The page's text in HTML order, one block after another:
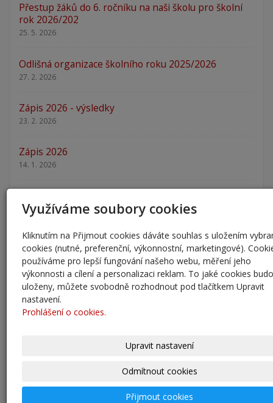
Přestup žáků do 6. ročníku na naši školu pro školní
rok 2026/202
25. 5. 2026
Odlišná organizace školního roku 2025/2026
27. 2. 2026
Zápis 2026 - výsledky
23. 2. 2026
Zápis 2026
14. 1. 2026
31. 8. 2025
Pěšky do školy
29. 8. 2025
Adaptační kurzy
27. 8. 2025
Výsledky - přestup do 6. očníku
30. 5. 2025
Využíváme soubory cookies
Kliknutím na Přijmout cookies dáváte souhlas s uložením
cookies (nutné, preferenční, výkonnostní, marketingové).
používáme pro lepší fungování našeho webu, měření jeho
výkonnosti a cílení a personalizaci reklam. To jaké cookies
uloženy, můžete svobodně rozhodnout pod tlačítkem Upravit
nastavení.
Prohlášení o cookies.
Upravit nastavení
Odmítnout cookies
Přijmout cookies